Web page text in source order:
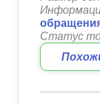
Статус